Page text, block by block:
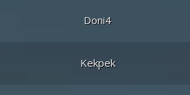
Doni4
Kekpek